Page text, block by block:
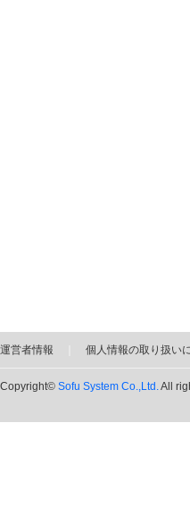
運営者情報 個人情報の取り扱い
Copyright© Sofu System Co.,Ltd.All